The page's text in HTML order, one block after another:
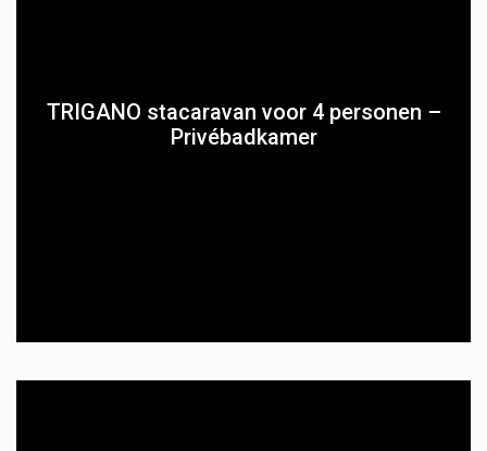
TRIGANO stacaravan voor 4 personen –
Privébadkamer